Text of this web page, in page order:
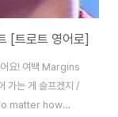
[트로트 영어로]
어요! 여백 Margins
는 게 슬프겠지 /
matter how